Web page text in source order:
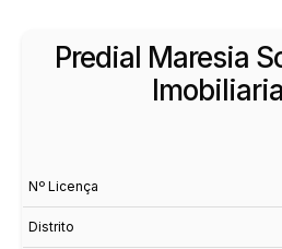
Predial Maresia
Nº Licença
Distrito